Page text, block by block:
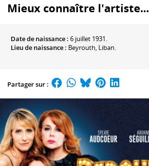
Mieux connaître l'artiste...
Date de naissance : 6 juillet 1931.
Lieu de naissance : Beyrouth, Liban.
Partager sur :